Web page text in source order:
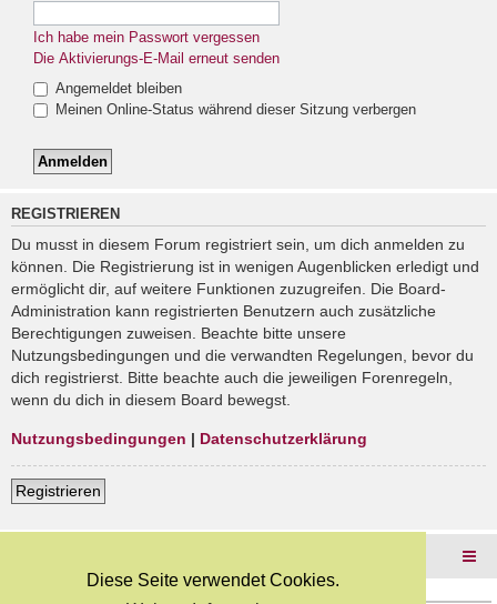
Diese Seite verwendet Cookies.
Ich habe mein Passwort vergessen
Die Aktivierungs-E-Mail erneut senden
Angemeldet bleiben
Meinen Online-Status während dieser Sitzung verbergen
REGISTRIEREN
Du musst in diesem Forum registriert sein, um dich anmelden zu
können. Die Registrierung ist in wenigen Augenblicken erledigt und
ermöglicht dir, auf weitere Funktionen zuzugreifen. Die Board-
Administration kann registrierten Benutzern auch zusätzliche
Berechtigungen zuweisen. Beachte bitte unsere
Nutzungsbedingungen und die verwandten Regelungen, bevor du
dich registrierst. Bitte beachte auch die jeweiligen Forenregeln,
wenn du dich in diesem Board bewegst.
Nutzungsbedingungen | Datenschutzerklärung
Registrieren